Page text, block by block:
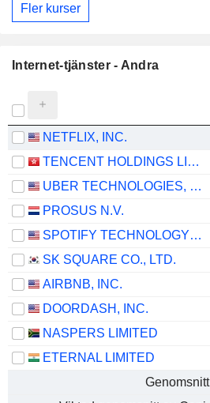
Fler kurser
Internet-tjänster - Andra
NETFLIX, INC.
TENCENT HOLDINGS LIMITED
UBER TECHNOLOGIES, INC.
PROSUS N.V.
SPOTIFY TECHNOLOGY S.A.
SK SQUARE CO., LTD.
AIRBNB, INC.
DOORDASH, INC.
NASPERS LIMITED
ETERNAL LIMITED
Genomsnitt